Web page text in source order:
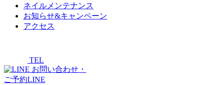
ネイルメンテナンス
お知らせ&キャンペーン
アクセス
TEL
お問い合わせ・
ご予約LINE